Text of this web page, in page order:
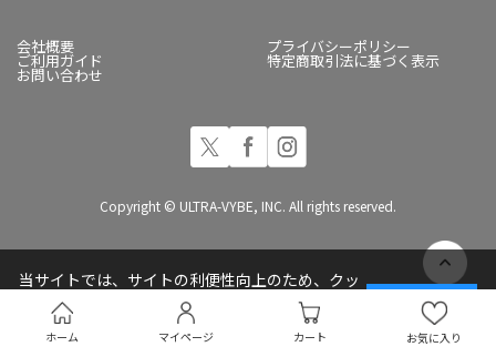
ホーム マイページ カート お気に入り
会社概要 プライバシーポリシー
ご利用ガイド 特定商取引法に基づく表示
お問い合わせ
Copyright © ULTRA-VYBE, INC. All rights reserved.
当サイトでは、サイトの利便性向上のため、クッ
キー(Cookie)を使用しています
プライバシーポリシー
承諾する